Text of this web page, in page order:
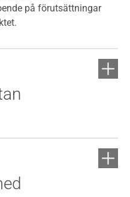
på förutsättningar